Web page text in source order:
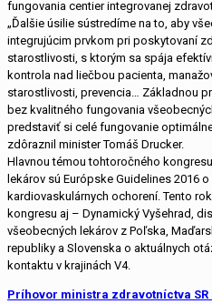
fungovania centier integrovanej
„Ďalšie úsilie sústredíme na to, aby
integrujúcim prvkom pri poskytovaní
starostlivosti, s ktorým sa spája
kontrola nad liečbou pacienta,
starostlivosti, prevencia… Základnou
bez kvalitného fungovania
predstaviť si celé fungovanie
zdôraznil minister Tomáš Drucker.
Hlavnou témou tohtoročného
lekárov sú Európske Guidelines 2016
kardiovaskulárnych ochorení. Tento
kongresu aj – Dynamický Vyšehrad,
všeobecných lekárov z Poľska,
republiky a Slovenska o aktuálnych
kontaktu v krajinách V4.
Príhovor ministra zdravotníctva SR